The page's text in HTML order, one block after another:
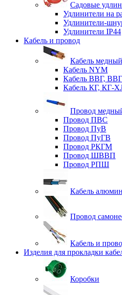
Садовые
Удлинители на
Удлинители-
Удлинители IP44
Кабель и провод
Кабель медный
Кабель NYM
Кабель ВВГ,
Кабель КГ, КГ-
Провод
Провод ПВС
Провод ПуВ
Провод ПуГВ
Провод РКГМ
Провод ШВВП
Провод РПШ
Кабель
Провод
Кабель и
Изделия для прокладки
Коробки